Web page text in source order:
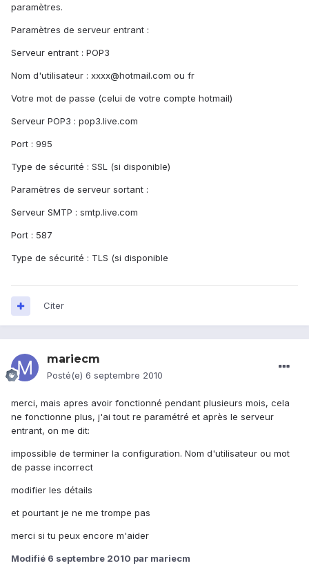
paramètres.
Paramètres de serveur entrant :
Serveur entrant : POP3
Nom d'utilisateur : xxxx@hotmail.com ou fr
Votre mot de passe (celui de votre compte hotmail)
Serveur POP3 : pop3.live.com
Port : 995
Type de sécurité : SSL (si disponible)
Paramètres de serveur sortant :
Serveur SMTP : smtp.live.com
Port : 587
Type de sécurité : TLS (si disponible
Citer
mariecm
Posté(e) 6 septembre 2010
merci, mais apres avoir fonctionné pendant plusieurs mois, cela
ne fonctionne plus, j'ai tout re paramétré et après le serveur
entrant, on me dit:
impossible de terminer la configuration. Nom d'utilisateur ou mot
de passe incorrect
modifier les détails
et pourtant je ne me trompe pas
merci si tu peux encore m'aider
Modifié 6 septembre 2010 par mariecm